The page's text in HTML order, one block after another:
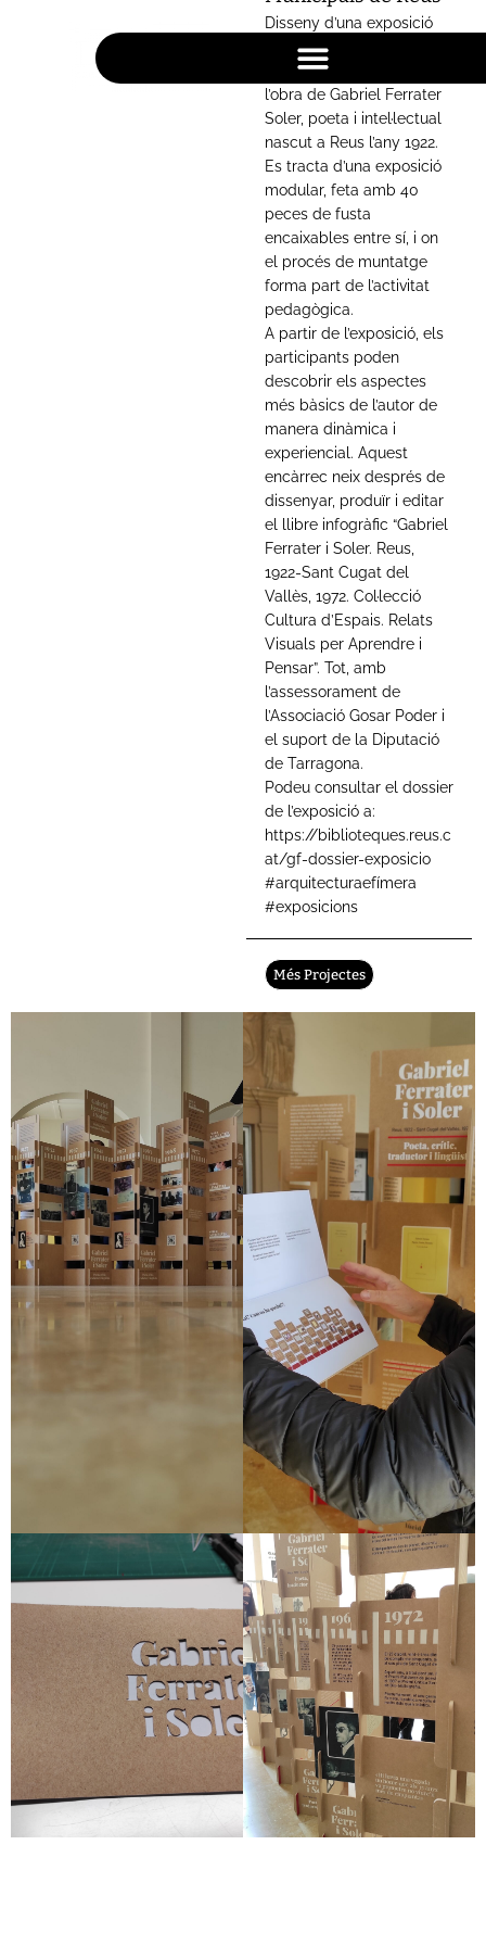
Disseny d’una exposició
itinerant divulgativa per a
donar a conèixer la figura i
l’obra de Gabriel Ferrater
Soler, poeta i intel·lectual
nascut a Reus l’any 1922.
Es tracta d’una exposició
modular, feta amb 40
peces de fusta
encaixables entre sí, i on
el procés de muntatge
forma part de l’activitat
pedagògica.
A partir de l’exposició, els
participants poden
descobrir els aspectes
més bàsics de l’autor de
manera dinàmica i
experiencial. Aquest
encàrrec neix després de
dissenyar, produïr i editar
el llibre infogràfic “Gabriel
Ferrater i Soler. Reus,
1922-Sant Cugat del
Vallès, 1972. Col·lecció
Cultura d’Espais. Relats
Visuals per Aprendre i
Pensar”. Tot, amb
l’assessorament de
l’Associació Gosar Poder i
el suport de la Diputació
de Tarragona.
Podeu consultar el dossier
de l’exposició a:
https://biblioteques.reus.c
at/gf-dossier-exposicio
#arquitecturaefímera
#exposicions
Més Projectes